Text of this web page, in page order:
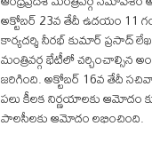
అక్టోబర్ 23వ తేదీ ఉదయం 11
కార్యదర్శి నీరభ్ కుమార్ ప్రసాద్
మంత్రివర్గ భేటీలో
జరిగింది. అక్టోబర్ 16వ తేదీ
పలు కీలక నిర్ణయాలకు ఆమోదం
పాలసీలకు ఆమోదం లభించింది.